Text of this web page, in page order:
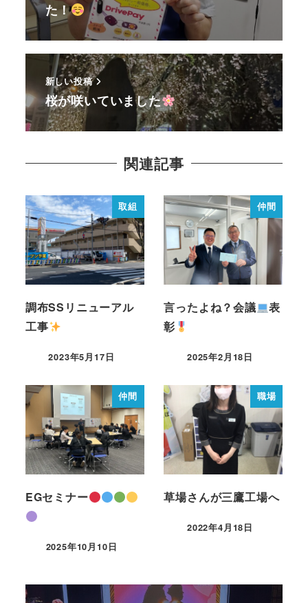
た！
新しい投稿
桜が咲いていました
関連記事
取組
調布SSリニューアル
工事
2023年5月17日
仲間
言ったよね？会議
表
彰
2025年2月18日
仲間
EGセミナー
2025年10月10日
職場
草場さんが三鷹工場へ
2022年4月18日